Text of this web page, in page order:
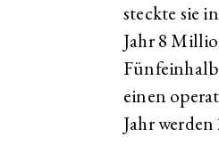
steckte sie
Jahr 8
Fünfeinhalb
einen
Jahr